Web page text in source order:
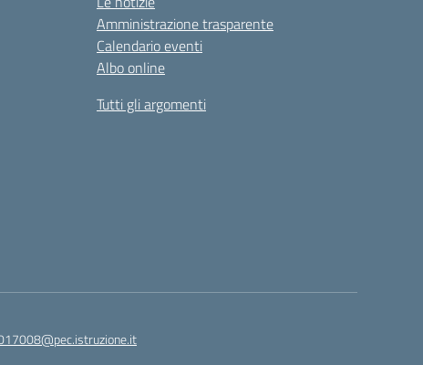
Amministrazione trasparente
Calendario eventi
Albo online
Tutti gli argomenti